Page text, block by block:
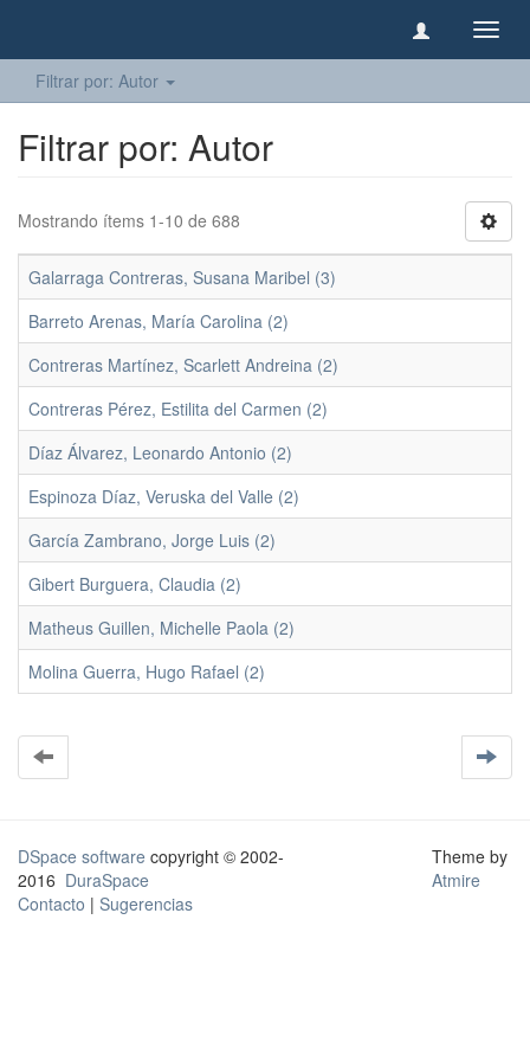
Filtrar por: Autor
Filtrar por: Autor
Mostrando ítems 1-10 de 688
Galarraga Contreras, Susana Maribel (3)
Barreto Arenas, María Carolina (2)
Contreras Martínez, Scarlett Andreina (2)
Contreras Pérez, Estilita del Carmen (2)
Díaz Álvarez, Leonardo Antonio (2)
Espinoza Díaz, Veruska del Valle (2)
García Zambrano, Jorge Luis (2)
Gibert Burguera, Claudia (2)
Matheus Guillen, Michelle Paola (2)
Molina Guerra, Hugo Rafael (2)
DSpace software copyright © 2002-
2016 DuraSpace
Contacto | Sugerencias
Theme by
Atmire